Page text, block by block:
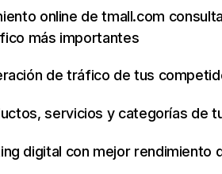
online de tmall.com
más importantes
de tráfico de tus
servicios y categorías de
digital con mejor rendimiento